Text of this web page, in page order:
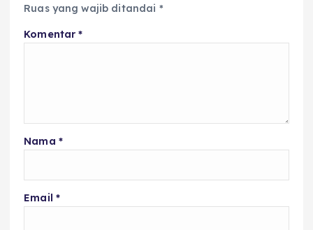
Ruas yang wajib ditandai *
Komentar*
Nama *
Email *